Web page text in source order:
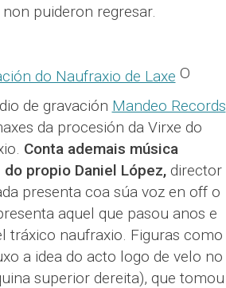
puideron regresar.
O
de gravación Mandeo Records
da procesión da Virxe do
Conta ademais música
propio Daniel López,director
presenta coa súa voz en off o
aquel que pasou anos e
tráxico naufraxio. Figuras como
a idea do acto logo de velo no
superior dereita), que tomou